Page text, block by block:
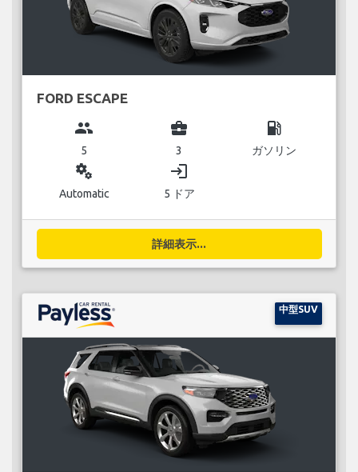
FORD ESCAPE
group
5
business_center
3
local_gas_station
ガソリン
miscellaneous_services
Automatic
login
5 ドア
詳細表示...
中型SUV